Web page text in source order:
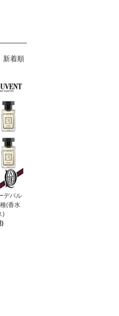
新着順
デパル
(香水
)
)